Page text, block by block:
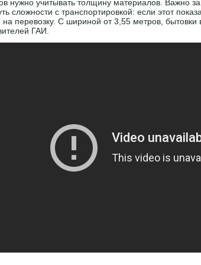
нужно учитывать толщину материалов. Важно
сложности с транспортировкой: если этот
перевозку. С шириной от 3,55 метров, бытовки
ГАИ.